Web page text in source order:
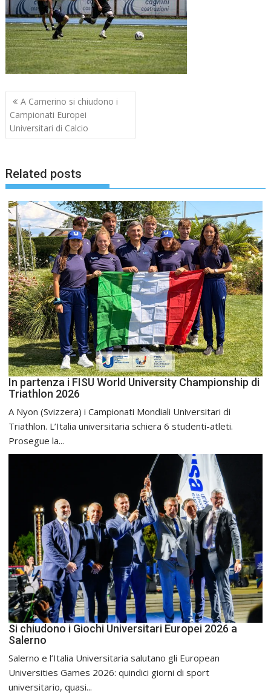
Navigazione
articoli
A Camerino si chiudono i
Campionati Europei
Universitari di Calcio
Related posts
In partenza i FISU World University Championship di
Triathlon 2026
A Nyon (Svizzera) i Campionati Mondiali Universitari di
Triathlon. L’Italia universitaria schiera 6 studenti-atleti.
Prosegue la...
Si chiudono i Giochi Universitari Europei 2026 a
Salerno
Salerno e l’Italia Universitaria salutano gli European
Universities Games 2026: quindici giorni di sport
universitario, quasi...